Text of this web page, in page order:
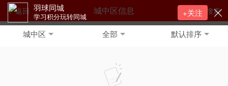
返回 搜索
城中区信息
城中区 全部 默认排序
羽球同城
学习积分玩转同城 +关注